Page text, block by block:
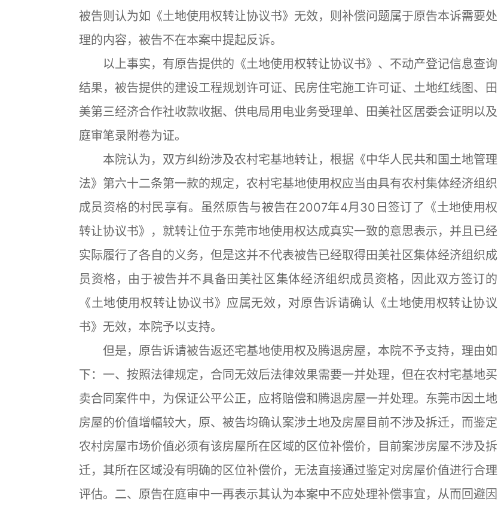
被告则认为如《土地使用权转让协议书》无效，则补偿问题属于原告本诉需要处
理的内容，被告不在本案中提起反诉。
以上事实，有原告提供的《土地使用权转让协议书》、不动产登记信息查询
结果，被告提供的建设工程规划许可证、民房住宅施工许可证、土地红线图、田
美第三经济合作社收款收据、供电局用电业务受理单、田美社区居委会证明以及
庭审笔录附卷为证。
本院认为，双方纠纷涉及农村宅基地转让，根据《中华人民共和国土地管理
法》第六十二条第一款的规定，农村宅基地使用权应当由具有农村集体经济组织
成员资格的村民享有。虽然原告与被告在2007年4月30日签订了《土地使用权
转让协议书》，就转让位于东莞市地使用权达成真实一致的意思表示，并且已经
实际履行了各自的义务，但是这并不代表被告已经取得田美社区集体经济组织成
员资格，由于被告并不具备田美社区集体经济组织成员资格，因此双方签订的
《土地使用权转让协议书》应属无效，对原告诉请确认《土地使用权转让协议
书》无效，本院予以支持。
但是，原告诉请被告返还宅基地使用权及腾退房屋，本院不予支持，理由如
下：一、按照法律规定，合同无效后法律效果需要一并处理，但在农村宅基地买
卖合同案件中，为保证公平公正，应将赔偿和腾退房屋一并处理。东莞市因土地
房屋的价值增幅较大，原、被告均确认案涉土地及房屋目前不涉及拆迁，而鉴定
农村房屋市场价值必须有该房屋所在区域的区位补偿价，目前案涉房屋不涉及拆
迁，其所在区域没有明确的区位补偿价，无法直接通过鉴定对房屋价值进行合理
评估。二、原告在庭审中一再表示其认为本案中不应处理补偿事宜，从而回避因